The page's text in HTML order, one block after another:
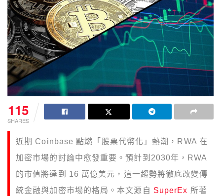
115
SHARES
近期 Coinbase 點燃「股票代幣化」熱潮，RWA 在
加密市場的討論中愈發重要。預計到2030年，RWA
的市值將達到 16 萬億美元，這一趨勢將徹底改變傳
統金融與加密市場的格局。本文源自 SuperEx 所著